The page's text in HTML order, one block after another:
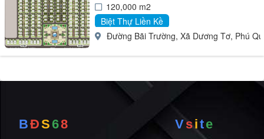
120,000 m2
Biệt Thự Liền Kề
Đường Bãi Trường, Xã Dương Tơ, Phú
BĐS68 Vsite